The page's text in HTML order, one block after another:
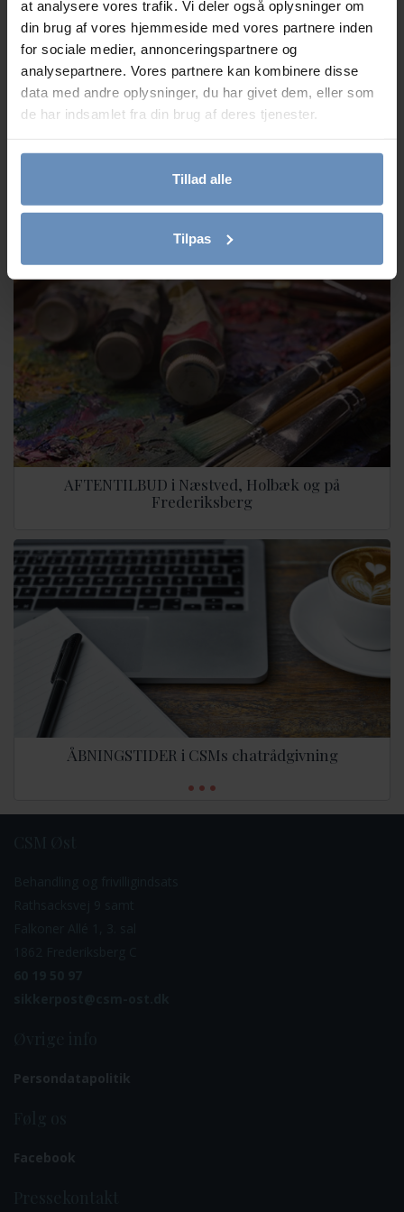
at analysere vores trafik. Vi deler også oplysninger om
din brug af vores hjemmeside med vores partnere inden
for sociale medier, annonceringspartnere og
analysepartnere. Vores partnere kan kombinere disse
data med andre oplysninger, du har givet dem, eller som
de har indsamlet fra din brug af deres tjenester.
Tillad alle
Tilpas
Vi søger 4 nye frivillige telefon- og chatrådgivere
AFTENTILBUD i Næstved, Holbæk og på
Frederiksberg
ÅBNINGSTIDER i CSMs chatrådgivning
Persondatapolitik
Facebook